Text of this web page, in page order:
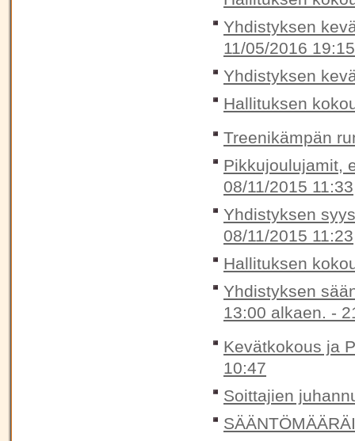
Yhdistyksen
11/05/2016 19:15
Yhdistyksen
Hallituksen
Treenikämpän
Pikkujoulujamit,
08/11/2015 11:33
Yhdistyksen
08/11/2015 11:23
Hallituksen
Yhdistyksen
13:00 alkaen. -
Kevätkokous ja
10:47
Soittajien